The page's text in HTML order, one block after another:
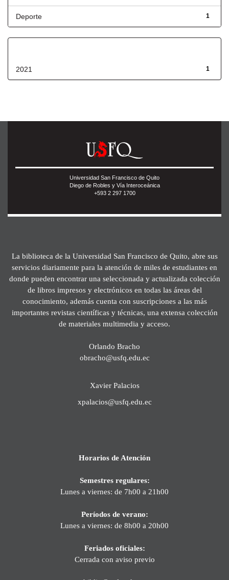
1
Deporte
1
2021
Universidad San Francisco de Quito
Diego de Robles y Vía Interoceánica
+593 2 297 1700
La biblioteca de la Universidad San Francisco de Quito, abre sus
servicios diariamente para la atención de miles de estudiantes en
donde pueden encontrar una seleccionada y actualizada colección
de libros impresos y electrónicos en todas las áreas del
conocimiento, además cuenta con suscripciones a las más
importantes revistas científicas y técnicas, una extensa colección
de materiales multimedia y acceso.
Orlando Bracho
obracho@usfq.edu.ec
Xavier Palacios
xpalacios@usfq.edu.ec
Horarios de Atención
Semestres regulares:
Lunes a viernes: de 7h00 a 21h00
Períodos de verano:
Lunes a viernes: de 8h00 a 20h00
Feriados oficiales:
Cerrada con aviso previo